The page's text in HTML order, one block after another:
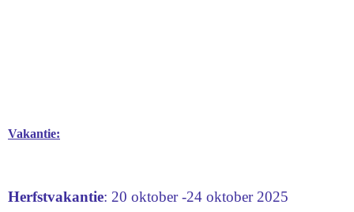
Vakantie:
Herfstvakantie: 20 oktober -24 oktober 2025